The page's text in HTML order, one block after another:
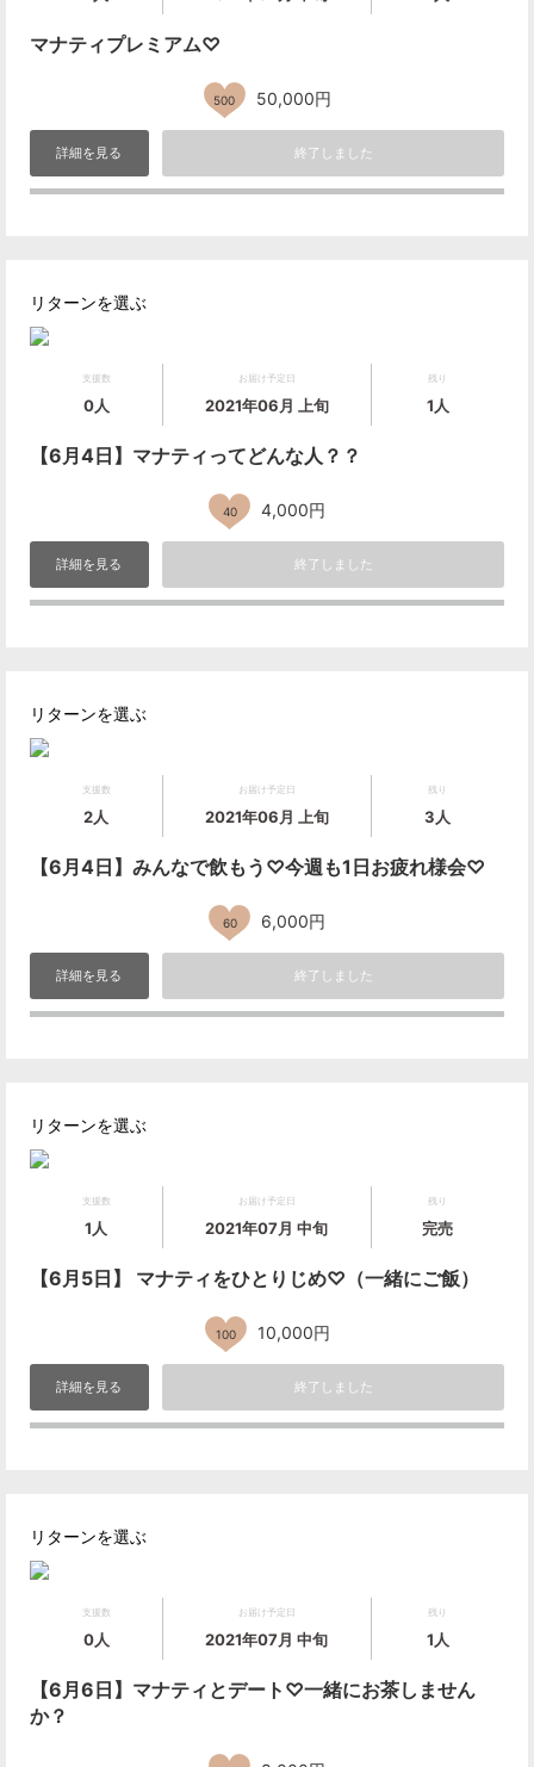
マナティプレミアム♡
500 50,000円
詳細を見る 終了しました
リターンを選ぶ
支援数
0人
お届け予定日
2021年06月 上旬
残り
1人
【6月4日】マナティってどんな人？？
40 4,000円
詳細を見る 終了しました
リターンを選ぶ
支援数
2人
お届け予定日
2021年06月 上旬
残り
3人
【6月4日】みんなで飲もう♡今週も1日お疲れ様会♡
60 6,000円
詳細を見る 終了しました
リターンを選ぶ
支援数
1人
お届け予定日
2021年07月 中旬
残り
完売
【6月5日】 マナティをひとりじめ♡（一緒にご飯）
100 10,000円
詳細を見る 終了しました
リターンを選ぶ
支援数
0人
お届け予定日
2021年07月 中旬
残り
1人
【6月6日】マナティとデート♡一緒にお茶しません
か？